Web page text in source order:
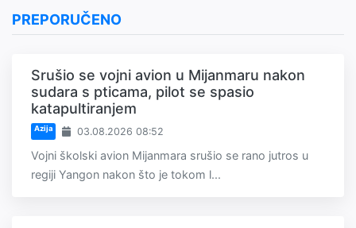
PREPORUČENO
Srušio se vojni avion u Mijanmaru nakon
sudara s pticama, pilot se spasio
katapultiranjem
Azija 03.08.2026 08:52
Vojni školski avion Mijanmara srušio se rano jutros u
regiji Yangon nakon što je tokom l...